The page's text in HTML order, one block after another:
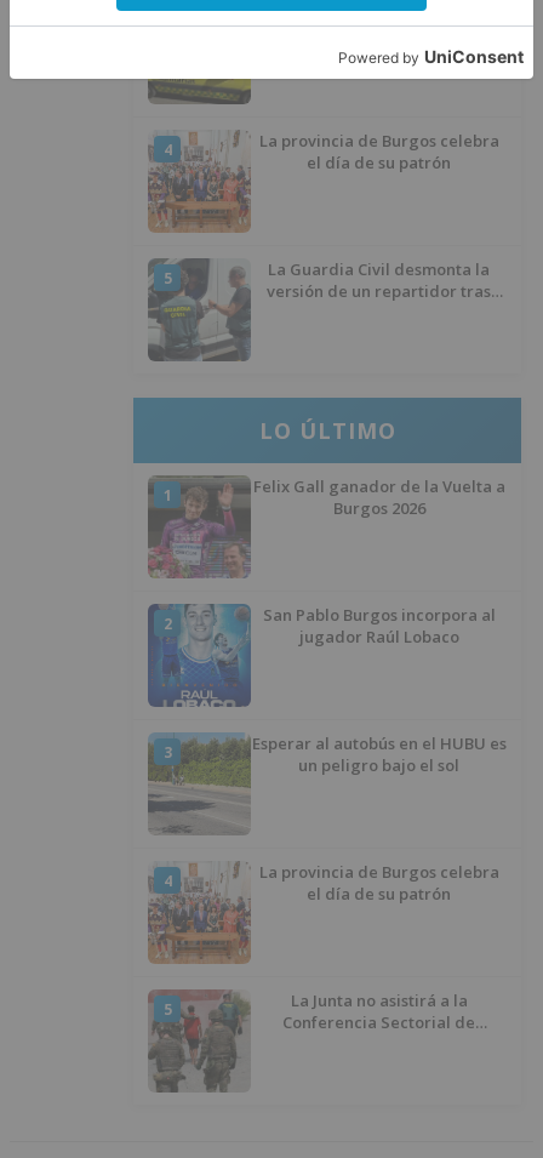
3
Un hombre de 80 años resulta
entre un turismo y un camión
4
La provincia de Burgos celebra
el día de su patrón
5
La Guardia Civil desmonta la
versión de un repartidor tras
LO ÚLTIMO
1
Felix Gall ganador de la Vuelta a
Burgos 2026
2
San Pablo Burgos incorpora al
jugador Raúl Lobaco
3
Esperar al autobús en el HUBU es
un peligro bajo el sol
4
La provincia de Burgos celebra
el día de su patrón
5
La Junta no asistirá a la
Conferencia Sectorial de